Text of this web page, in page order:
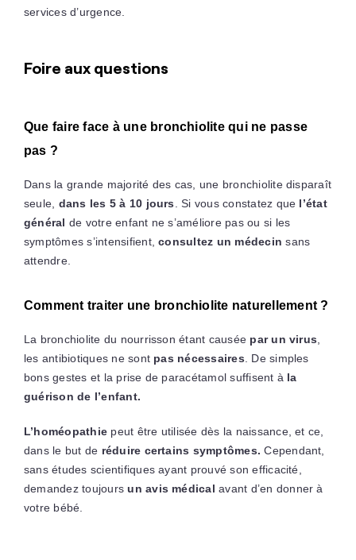
services d’urgence.
Foire aux questions
Que faire face à une bronchiolite qui ne passe
pas ?
Dans la grande majorité des cas, une bronchiolite disparaît
seule, dans les 5 à 10 jours . Si vous constatez que l’état
général de votre enfant ne s’améliore pas ou si les
symptômes s’intensifient,consultez un médecin sans
attendre.
Comment traiter une bronchiolite naturellement ?
La bronchiolite du nourrisson étant causée par un virus
les antibiotiques ne sont pas nécessaires . De simples
bons gestes et la prise de paracétamol suffisent à la
guérison de l’enfant.
L’homéopathie peut être utilisée dès la naissance, et ce,
dans le but de réduire certains symptômes. Cependant,
sans études scientifiques ayant prouvé son efficacité,
demandez toujours un avis médical avant d’en donner à
votre bébé.